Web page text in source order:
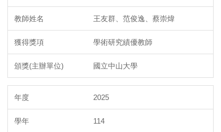
王友群、范俊逸、蔡崇煒
學術研究績優教師
國立中山大學
2025
114